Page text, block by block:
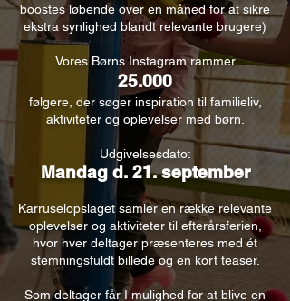
boostes løbende over en måned for at sikre
ekstra synlighed blandt relevante brugere)
Vores Børns Instagram rammer
25.000
følgere, der søger inspiration til familieliv,
aktiviteter og oplevelser med børn.
Udgivelsesdato:
Mandag d. 21. september
Karruselopslaget samler en række relevante
oplevelser og aktiviteter til efterårsferien,
hvor hver deltager præsenteres med ét
stemningsfuldt billede og en kort teaser.
Som deltager får I mulighed for at blive en